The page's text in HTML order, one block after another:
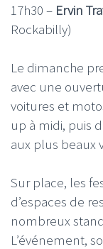
17h30 – Ervin
Rockabilly)
Le dimanche
avec une
voitures et
up à midi, puis
aux plus beaux
Sur place, les
d’espaces de
nombreux
L’événement,